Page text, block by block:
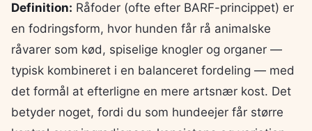
Definition: Råfoder (ofte efter BARF-princippet) er
en fodringsform, hvor hunden får rå animalske
råvarer som kød, spiselige knogler og organer —
typisk kombineret i en balanceret fordeling — med
det formål at efterligne en mere artsnær kost. Det
betyder noget, fordi du som hundeejer får større